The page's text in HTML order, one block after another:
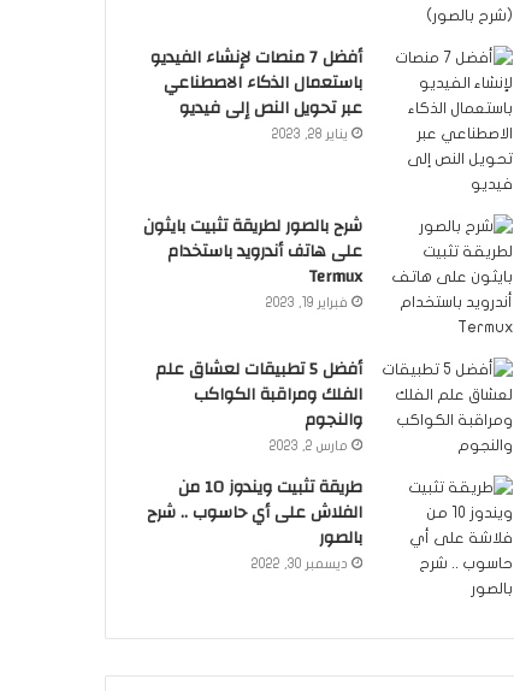
أفضل 7 منصات لإنشاء الفيديو
باستعمال الذكاء الاصطناعي
عبر تحويل النص إلى فيديو
يناير 28, 2023
شرح بالصور لطريقة تثبيت بايثون
على هاتف أندرويد باستخدام
Termux
فبراير 19, 2023
أفضل 5 تطبيقات لعشاق علم
الفلك ومراقبة الكواكب
والنجوم
مارس 2, 2023
طريقة تثبيت ويندوز 10 من
الفلاش على أي حاسوب .. شرح
بالصور
ديسمبر 30, 2022